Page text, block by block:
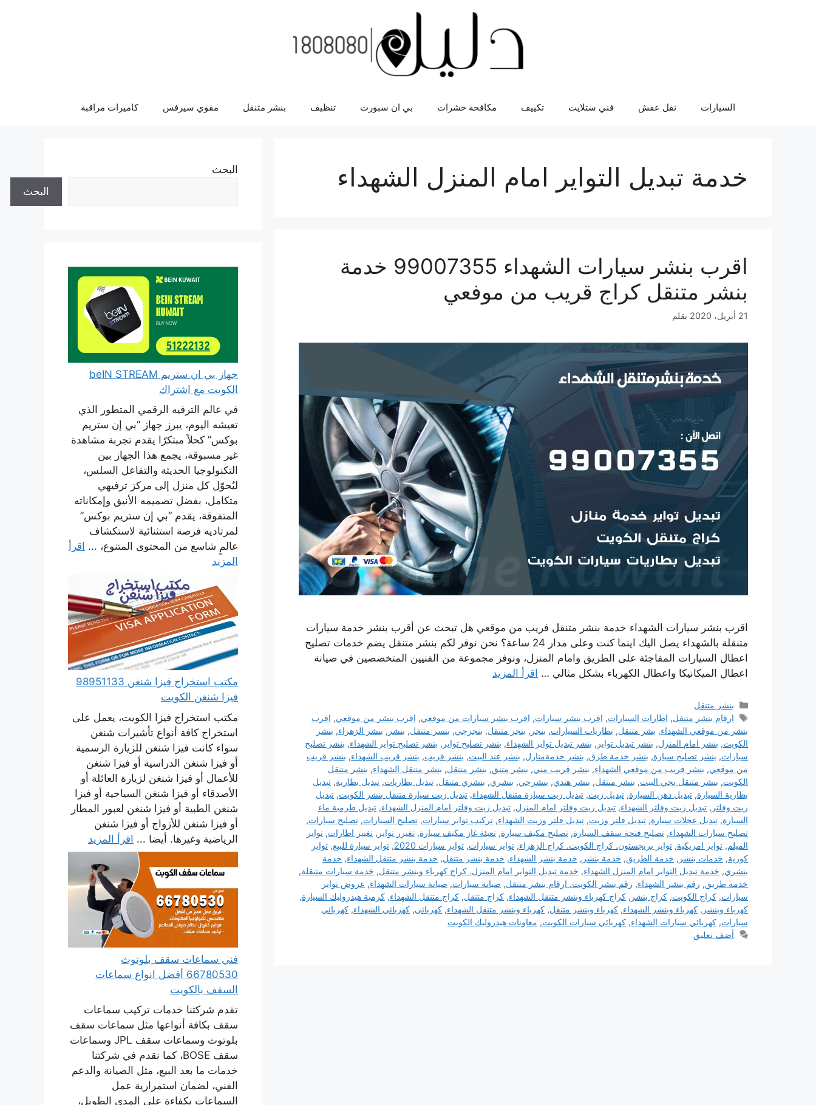
السيارات نقل عفش فني ستلايت تكييف مكافحة حشرات بي ان سبورت تنظيف بنشر متنقل مقوي سيرفس كاميرات مراقبة
خدمة تبديل التواير امام المنزل الشهداء
اقرب بنشر سيارات الشهداء 99007355 خدمة
بنشر متنقل كراج قريب من موفعي
21 أبريل، 2020 بقلم
اقرب بنشر سيارات الشهداء خدمة بنشر متنقل فريب من موقعي هل تبحث عن أقرب بنشر خدمة سيارات
متنقلة بالشهداء يصل اليك اينما كنت وعلى مدار 24 ساعة؟ نحن نوفر لكم بنشر متنقل يضم خدمات تصليح
اعطال السيارات المفاجئة على الطريق وامام المنزل، ونوفر مجموعة من الفنيين المتخصصين في صيانة
اعطال الميكانيكا واعطال الكهرباء بشكل مثالي … اقرأ المزيد
التصنيفات
بنشر متنقل
الوسوم
ارقام بنشر متنقل, اطارات السيارات, اقرب بنشر سيارات, اقرب بنشر سيارات من موقعي, اقرب بنشر من موقعي, اقرب
بنشر من موقعي الشهداء, بشر متنقل, بطاريات السيارات, بنجر , بنجر متنقل, بنجرجي, بنسر متنقل, بنشر , بنشر الزهراء, بنشر
الكويت, بنشر امام المنزل, بنشر تبديل تواير , بنشر تبديل تواير الشهداء, بنشر تصليح تواير , بنشر تصليح تواير الشهداء, بنشر تصليح
سيارات, بنشر تصليح سيارة, بنشر خدمة طرق, بنشر خدمةمنازل, بنشر عند البيت, بنشر قريب, بنشر قريب الشهداء, بنشر قريب
من موقعي, بنشر قريب من موقعي الشهداء, بنشر قريب مني, بنشر متنق, بنشر متنقل, بنشر متنقل الشهداء, بنشر متنقل
الكويت, بنشر متنقل يجي البيت, بنشر منتقل, بنشر هندي, بنشرجي, بنشري, بنشري متنقل, تبديل بطاريات, تبديل بطارية, تبديل
بطارية السيارة, تبديل دهن السيارة, تبديل زيت, تبديل زيت سيارة متنقل الشهداء, تبديل زيت سيارة متنقل بنشر الكويت, تبديل
زيت وفلتر , تبديل زيت وفلتر الشهداء, تبديل زيت وفلتر امام المنزل, تبديل زيت وفلتر امام المنزل الشهداء, تبديل طرمبة ماء
السيارة, تبديل عجلات سيارة, تبديل فلتر وزيت, تبديل فلتر وزيت الشهداء, تركيب تواير سيارات, تصليح السيارات, تصليح سيارات,
تصليح سيارات الشهداء, تصليح فتحة سقف السيارة, تصليح مكيف سيارة, تعبئة غاز مكيف سيارة, تغيرر تواير , تغيير اطارات, تواير
الميلم, تواير امريكية, تواير بريجستون. كراج الكويت. كراج الزهراء, تواير سيارات, تواير سيارات 2020 , تواير سيارة للبيع, تواير
كورية, خدمات بنشر , خدمة الطريق, خدمة بنشر , خدمة بنشر الشهداء, خدمة بنشر متنقل, خدمة بنشر متنقل الشهداء, خدمة
بنشري, خدمة تبديل التواير امام المنزل الشهداء, خدمة تبديل التواير امام المنزل. كراج كهرباء وبنشر متنقل, خدمة سيارات متنقلة,
خدمة طريق, رقم بنشر الشهداء, رقم بنشر الكويت. ارقام بنشر متنقل, صيانة سيارات, صيانة سيارات الشهداء, عروض تواير
سيارات, كراج الكويت, كراج بنشر , كراج كهرباء وبنشر متنقل الشهداء, كراج متنقل, كراج متنقل الشهداء, كرمبة هيدروليك السيارة,
كهرباء وبنشر , كهرباء وبنشر الشهداء, كهرباء وبنشر متنقل, كهرباء وبنشر متنقل الشهداء, كهربائي, كهربائي الشهداء, كهربائي
سيارات, كهربائي سيارات الشهداء, كهربائي سيارات الكويت, معاونات هيدروليك الكويت
أضف تعليق
البحث
البحث
جهاز بي ان ستريم beIN STREAM
الكويت مع اشتراك
في عالم الترفيه الرقمي المتطور الذي
تعيشه اليوم، يبرز جهاز “بي إن ستريم
بوكس” كحلاً مبتكرًا يقدم تجربة مشاهدة
غير مسبوقة، يجمع هذا الجهاز بين
التكنولوجيا الحديثة والتفاعل السلس،
ليُحوّل كل منزل إلى مركز ترفيهي
متكامل، بفضل تصميمه الأنيق وإمكاناته
المتفوقة، يقدم “بي إن ستريم بوكس”
لمرتاديه فرصة استثنائية لاستكشاف
عالمٍ شاسع من المحتوى المتنوع، ... اقرأ
المزيد
مكتب استخراج فيزا شنغن 98951133
فيزا شنغن الكويت
مكتب استخراج فيزا الكويت، يعمل على
استخراج كافة أنواع تأشيرات شنغن
سواء كانت فيزا شنغن للزيارة الرسمية
أو فيزا شنغن الدراسية أو فيزا شنغن
للأعمال أو فيزا شنغن لزيارة العائلة أو
الأصدقاء أو فيزا شنغن السياحية أو فيزا
شنغن الطبية أو فيزا شنغن لعبور المطار
أو فيزا شنغن للأزواج أو فيزا شنغن
الرياضية وغيرها. أيضا ... اقرأ المزيد
فني سماعات سقف بلوتوث
66780530 أفضل انواع سماعات
السقف بالكويت
تقدم شركتنا خدمات تركيب سماعات
سقف بكافة أنواعها مثل سماعات سقف
بلوتوث وسماعات سقف JPL وسماعات
سقف BOSE، كما نقدم في شركتنا
خدمات ما بعد البيع، مثل الصيانة والدعم
الفني، لضمان استمرارية عمل
السماعات بكفاءة على المدى الطويل،